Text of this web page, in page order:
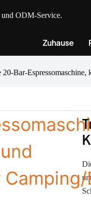
ODM-Service.
Zuhause
20-Bar-